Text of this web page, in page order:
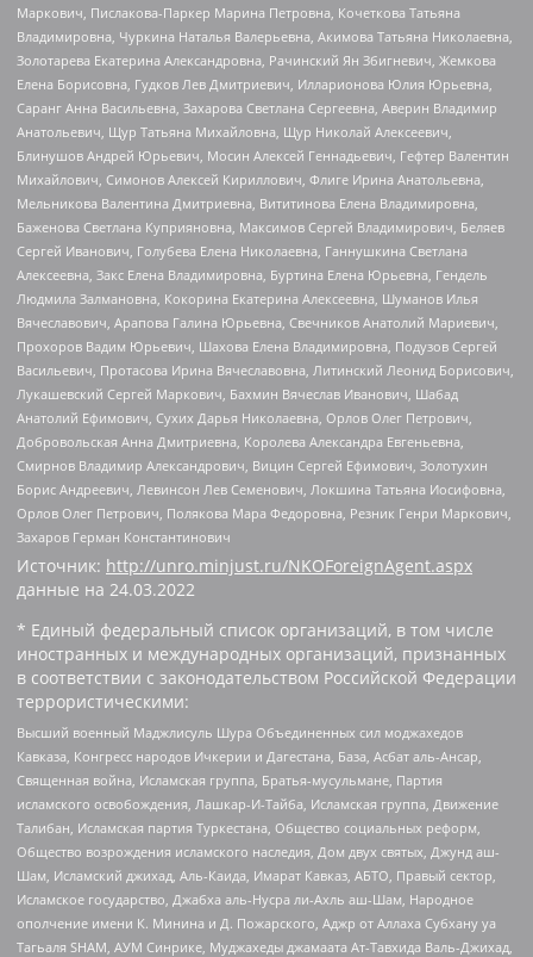
Маркович, Пислакова-Паркер Марина Петровна, Кочеткова Татьяна
Владимировна, Чуркина Наталья Валерьевна, Акимова Татьяна Николаевна,
Золотарева Екатерина Александровна, Рачинский Ян Збигневич, Жемкова
Елена Борисовна, Гудков Лев Дмитриевич, Илларионова Юлия Юрьевна,
Саранг Анна Васильевна, Захарова Светлана Сергеевна, Аверин Владимир
Анатольевич, Щур Татьяна Михайловна, Щур Николай Алексеевич,
Блинушов Андрей Юрьевич, Мосин Алексей Геннадьевич, Гефтер Валентин
Михайлович, Симонов Алексей Кириллович, Флиге Ирина Анатольевна,
Мельникова Валентина Дмитриевна, Вититинова Елена Владимировна,
Баженова Светлана Куприяновна, Максимов Сергей Владимирович, Беляев
Сергей Иванович, Голубева Елена Николаевна, Ганнушкина Светлана
Алексеевна, Закс Елена Владимировна, Буртина Елена Юрьевна, Гендель
Людмила Залмановна, Кокорина Екатерина Алексеевна, Шуманов Илья
Вячеславович, Арапова Галина Юрьевна, Свечников Анатолий Мариевич,
Прохоров Вадим Юрьевич, Шахова Елена Владимировна, Подузов Сергей
Васильевич, Протасова Ирина Вячеславовна, Литинский Леонид Борисович,
Лукашевский Сергей Маркович, Бахмин Вячеслав Иванович, Шабад
Анатолий Ефимович, Сухих Дарья Николаевна, Орлов Олег Петрович,
Добровольская Анна Дмитриевна, Королева Александра Евгеньевна,
Смирнов Владимир Александрович, Вицин Сергей Ефимович, Золотухин
Борис Андреевич, Левинсон Лев Семенович, Локшина Татьяна Иосифовна,
Орлов Олег Петрович, Полякова Мара Федоровна, Резник Генри Маркович,
Захаров Герман Константинович
Источник: http://unro.minjust.ru/NKOForeignAgent.aspx
данные на 24.03.2022
* Единый федеральный список организаций, в том числе
иностранных и международных организаций, признанных
в соответствии с законодательством Российской Федерации
террористическими:
Высший военный Маджлисуль Шура Объединенных сил моджахедов
Кавказа, Конгресс народов Ичкерии и Дагестана, База, Асбат аль-Ансар,
Священная война, Исламская группа, Братья-мусульмане, Партия
исламского освобождения, Лашкар-И-Тайба, Исламская группа, Движение
Талибан, Исламская партия Туркестана, Общество социальных реформ,
Общество возрождения исламского наследия, Дом двух святых, Джунд аш-
Шам, Исламский джихад, Аль-Каида, Имарат Кавказ, АБТО, Правый сектор,
Исламское государство, Джабха аль-Нусра ли-Ахль аш-Шам, Народное
ополчение имени К. Минина и Д. Пожарского, Аджр от Аллаха Субхану уа
Тагьаля SHAM, АУМ Синрике, Муджахеды джамаата Ат-Тавхида Валь-Джихад,